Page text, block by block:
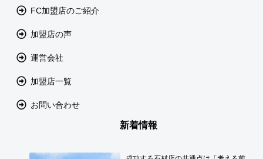
FC加盟店のご紹介
加盟店の声
運営会社
加盟店一覧
お問い合わせ
新着情報